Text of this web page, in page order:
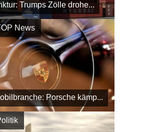
Trumps Zölle drohe...
News
Porsche kämp...